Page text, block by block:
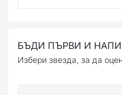
БЪДИ ПЪРВИ И
Избери звезда, за да